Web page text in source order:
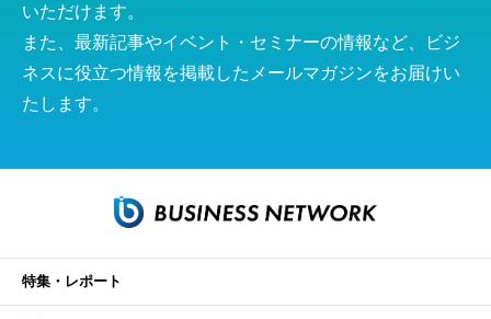
いただけます。
また、最新記事やイベント・セミナーの情報など、ビジ
ネスに役立つ情報を掲載したメールマガジンをお届けい
たします。
特集・レポート